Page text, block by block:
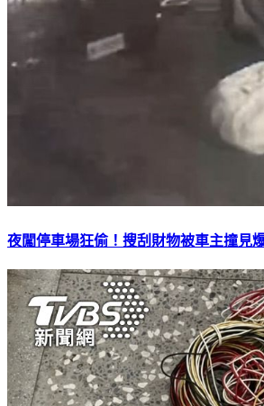
夜闖停車場狂偷！搜刮財物被車主撞見